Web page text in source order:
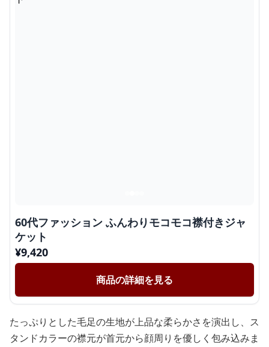
60代ファッション ふんわりモコモコ襟付きジャ
ケット
¥9,420
商品の詳細を見る
たっぷりとした毛足の生地が上品な柔らかさを演出し、ス
タンドカラーの襟元が首元から顔周りを優しく包み込みま